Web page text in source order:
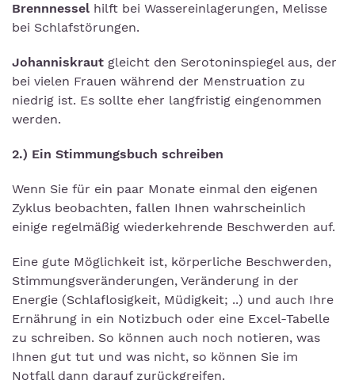
Brennnessel hilft bei Wassereinlagerungen, Melisse
bei Schlafstörungen.
Johanniskraut gleicht den Serotoninspiegel aus, der
bei vielen Frauen während der Menstruation zu
niedrig ist. Es sollte eher langfristig eingenommen
werden.
2.) Ein Stimmungsbuch schreiben
Wenn Sie für ein paar Monate einmal den eigenen
Zyklus beobachten, fallen Ihnen wahrscheinlich
einige regelmäßig wiederkehrende Beschwerden auf.
Eine gute Möglichkeit ist, körperliche Beschwerden,
Stimmungsveränderungen, Veränderung in der
Energie (Schlaflosigkeit, Müdigkeit; ..) und auch Ihre
Ernährung in ein Notizbuch oder eine Excel-Tabelle
zu schreiben. So können auch noch notieren, was
Ihnen gut tut und was nicht, so können Sie im
Notfall dann darauf zurückgreifen.